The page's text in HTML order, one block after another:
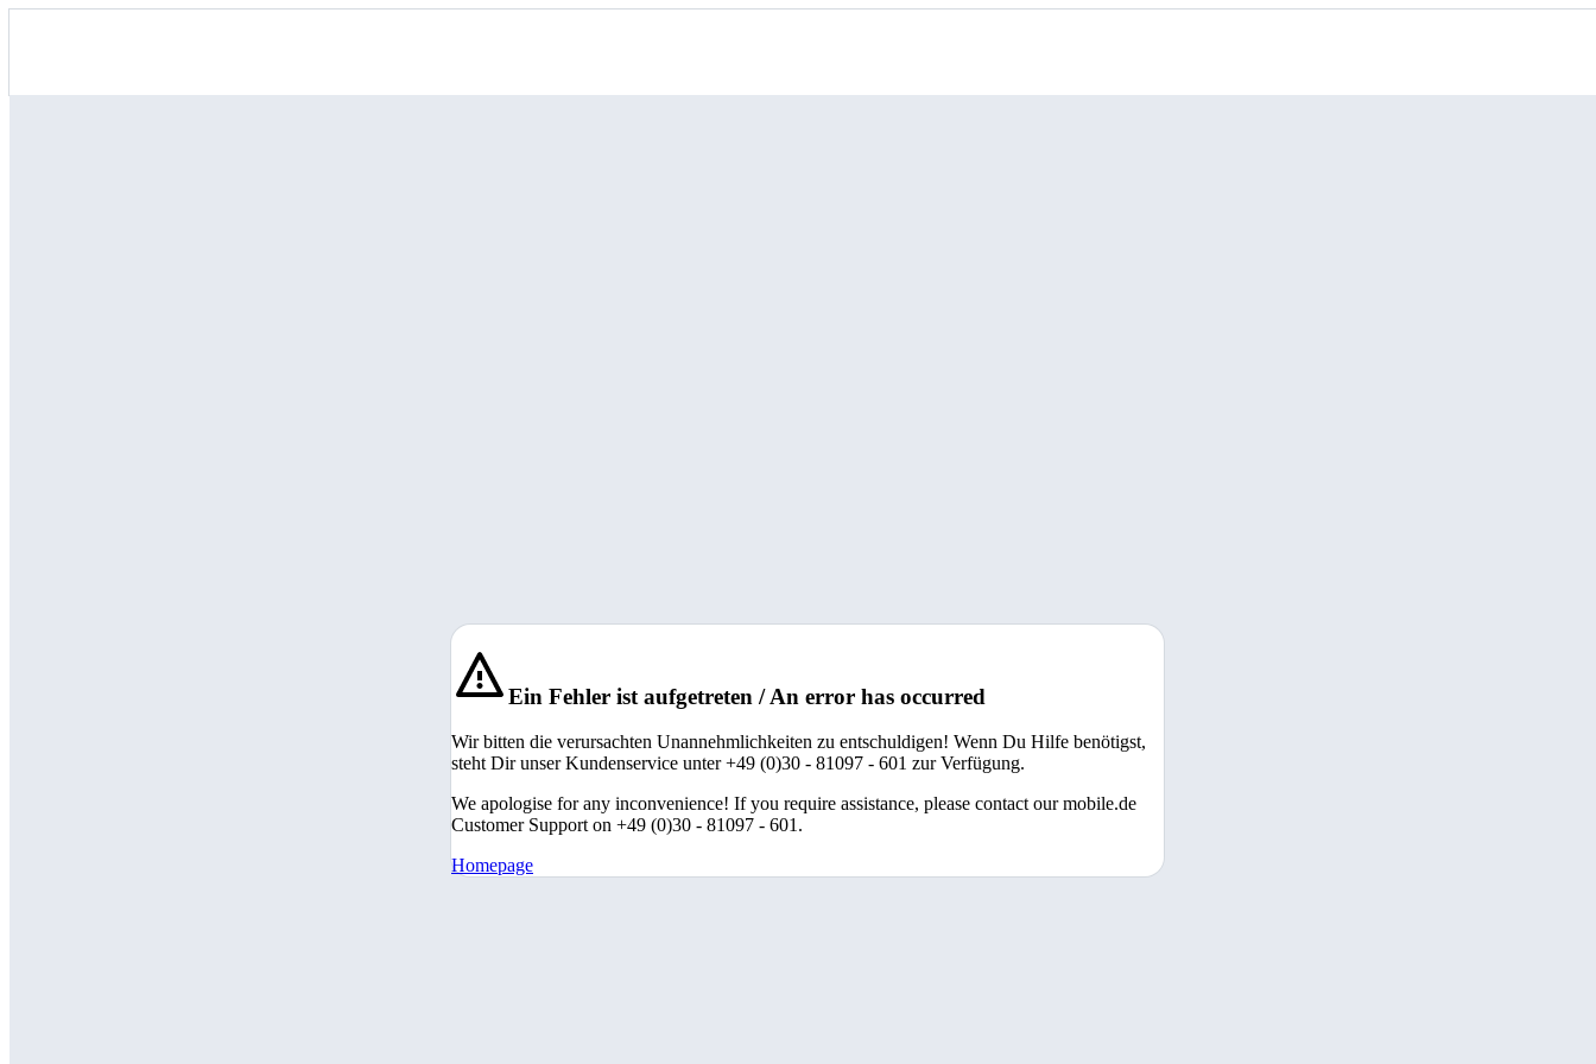
Ein Fehler ist aufgetreten / An error has occurred
Wir bitten die verursachten Unannehmlichkeiten zu entschuldigen! Wenn Du Hilfe benötigst,
steht Dir unser Kundenservice unter +49 (0)30 - 81097 - 601 zur Verfügung.
We apologise for any inconvenience! If you require assistance, please contact our mobile.de
Customer Support on +49 (0)30 - 81097 - 601.
Homepage